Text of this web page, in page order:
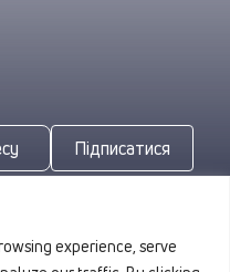
experience, serve
Підписатися